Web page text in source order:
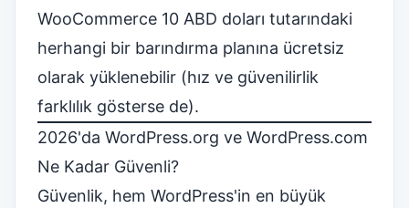
WooCommerce 10 ABD doları tutarındaki
herhangi bir barındırma planına ücretsiz
olarak yüklenebilir (hız ve güvenilirlik
farklılık gösterse de).
2026'da WordPress.org ve WordPress.com
Ne Kadar Güvenli?
Güvenlik, hem WordPress'in en büyük